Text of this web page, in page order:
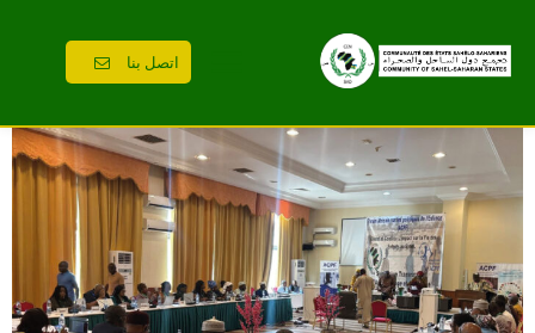
اتصل بنا